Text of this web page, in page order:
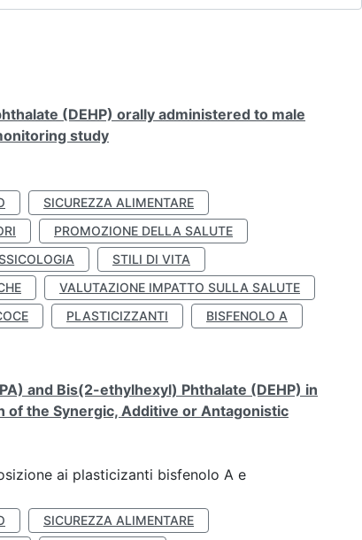
(DEHP) orally administered to male
study
SICUREZZA ALIMENTARE
PROMOZIONE DELLA SALUTE
STILI DI VITA
VALUTAZIONE IMPATTO SULLA SALUTE
PLASTICIZZANTI
BISFENOLO A
and Bis(2-ethylhexyl) Phthalate (DEHP) in
of the Synergic, Additive or Antagonistic
ai plasticizanti bisfenolo A e
SICUREZZA ALIMENTARE